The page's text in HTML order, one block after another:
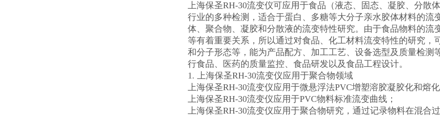
上海保圣RH-30流变仪可应用于食品（液态、固态、凝胶、分散
行业的多种检测，适合于蛋白、多糖等大分子亲水胶体材料的流
体、聚合物、凝胶和分散液的流变特性研究。由于食品物料的流
等有着重要关系，所以通过对食品、化工材料流变特性的研究，
和分子形态等，能为产品配方、加工工艺、设备选型及质量检测
行食品、医药的质量监控、食品研发以及食品工程设计。
1. 上海保圣RH-30流变仪应用于聚合物领域
上海保圣RH-30流变仪应用于微悬浮法PVC增塑溶胶凝胶化和熔化
上海保圣RH-30流变仪应用于PVC物料标准流变曲线；
上海保圣RH-30流变仪应用于聚合物研究，通过记录物料在混合